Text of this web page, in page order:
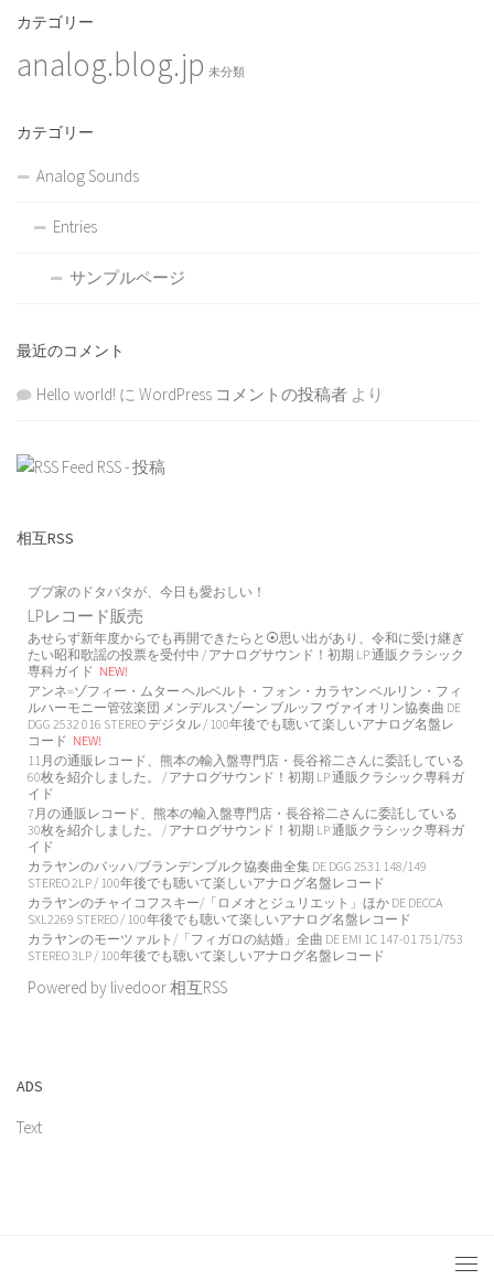
カテゴリー
analog.blog.jp 未分類
カテゴリー
Analog Sounds
Entries
サンプルページ
最近のコメント
Hello world! に WordPress コメントの投稿者 より
RSS - 投稿
相互RSS
ブブ家のドタバタが、今日も愛おしい！
LPレコード販売
あせらず新年度からでも再開できたらと⦿思い出があり、令和に受け継ぎ
たい昭和歌謡の投票を受付中 / アナログサウンド！初期 LP 通販クラシック
専科ガイド NEW!
アンネ=ゾフィー・ムター ヘルベルト・フォン・カラヤン ベルリン・フィ
ルハーモニー管弦楽団 メンデルスゾーン ブルッフ ヴァイオリン協奏曲 DE
DGG 2532 016 STEREO デジタル / 100年後でも聴いて楽しいアナログ名盤レ
コード NEW!
11月の通販レコード、熊本の輸入盤専門店・長谷裕二さんに委託している
60枚を紹介しました。 / アナログサウンド！初期 LP 通販クラシック専科ガ
イド
7月の通販レコード、熊本の輸入盤専門店・長谷裕二さんに委託している
30枚を紹介しました。 / アナログサウンド！初期 LP 通販クラシック専科ガ
イド
カラヤンのバッハ/ブランデンブルク協奏曲全集 DE DGG 2531 148/149
STEREO 2LP / 100年後でも聴いて楽しいアナログ名盤レコード
カラヤンのチャイコフスキー/「ロメオとジュリエット」ほか DE DECCA
SXL2269 STEREO / 100年後でも聴いて楽しいアナログ名盤レコード
カラヤンのモーツァルト/「フィガロの結婚」全曲 DE EMI 1C 147-01 751/753
STEREO 3LP / 100年後でも聴いて楽しいアナログ名盤レコード
Powered by livedoor 相互RSS
ADS
Text